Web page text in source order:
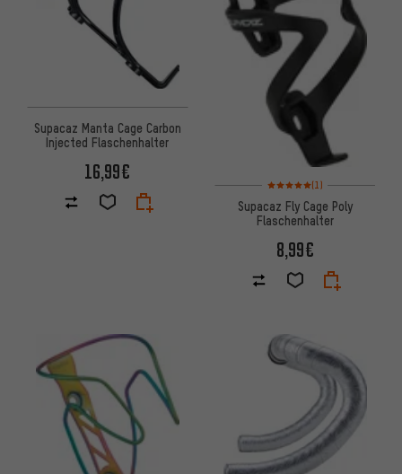
Supacaz Manta Cage Carbon
Injected Flaschenhalter
16,99€ Bewertungen: 5 von 5
(1)
Supacaz Fly Cage Poly
Flaschenhalter
8,99€